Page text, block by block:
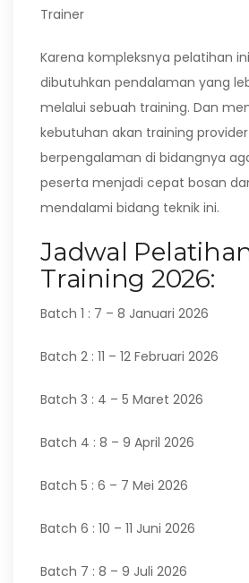
Trainer
Karena kompleksnya pelatihan
dibutuhkan pendalaman yang
melalui sebuah training. Dan
kebutuhan akan training
berpengalaman di bidangnya
peserta menjadi cepat bosan
mendalami bidang teknik ini.
Jadwal
Training 2026:
Batch 1 : 7 – 8 Januari 2026
Batch 2 : 11 – 12 Februari 2026
Batch 3 : 4 – 5 Maret 2026
Batch 4 : 8 – 9 April 2026
Batch 5 : 6 – 7 Mei 2026
Batch 6 : 10 – 11 Juni 2026
Batch 7 : 8 – 9 Juli 2026